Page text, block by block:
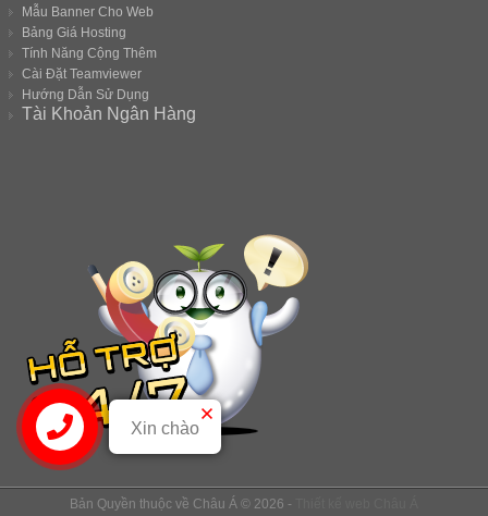
Mẫu Banner Cho Web
Bảng Giá Hosting
Tính Năng Cộng Thêm
Cài Đặt Teamviewer
Hướng Dẫn Sử Dụng
Tài Khoản Ngân Hàng
Bản Quyền thuộc về Châu Á © 2026 -
Xin chào